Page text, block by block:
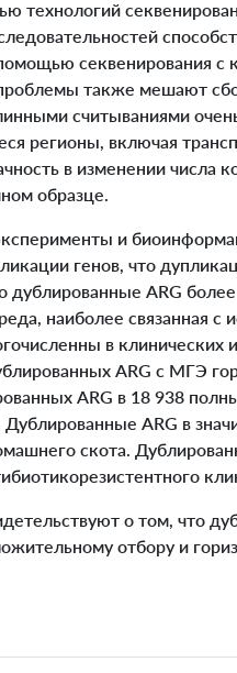
технологий
секвенирования с
также мешают
считываниями
регионы, включая
в изменении числа
образце.
и
генов, что
дублированные ARG
наиболее связанная с
в клинических
ARG с МГЭ
ARG в 18 938
ARG в
скота.
о том, что
отбору и